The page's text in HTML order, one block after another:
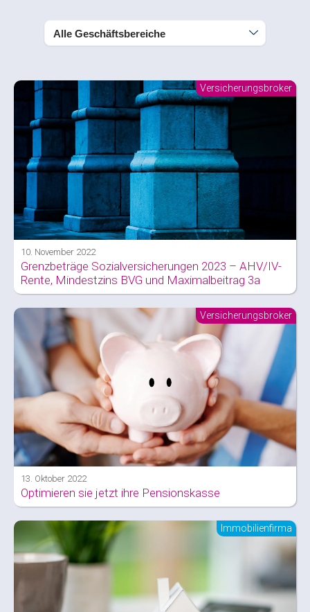
Alle
Geschäftsbereiche
10. November 2022
Grenzbeträge Sozialversicherungen 2023 – AHV/IV-
Rente, Mindestzins BVG und Maximalbeitrag 3a
Versicherungsbroker
13. Oktober 2022
Optimieren sie jetzt ihre Pensionskasse
Versicherungsbroker
Immobilienfirma